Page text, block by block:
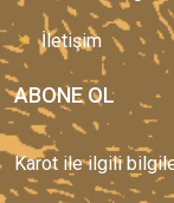
İletişim
ABONE OL
Karot ile ilgili